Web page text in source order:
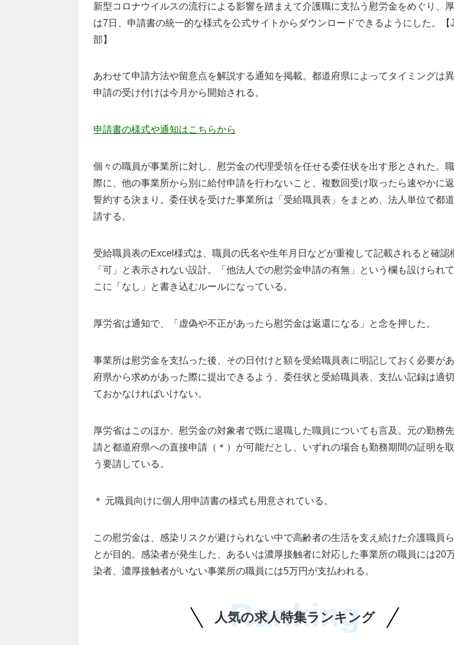
新型コロナウイルスの流行による影響を踏まえて介護職に支払う慰労金をめぐり、
は7日、申請書の統一的な様式を公式サイトからダウンロードできるようにした。【
部】
あわせて申請方法や留意点を解説する通知を掲載。都道府県によってタイミングは異
申請の受け付けは今月から開始される。
申請書の様式や通知はこちらから
個々の職員が事業所に対し、慰労金の代理受領を任せる委任状を出す形とされた。
際に、他の事業所から別に給付申請を行わないこと、複数回受け取ったら速やかに
誓約する決まり。委任状を受けた事業所は「受給職員表」をまとめ、法人単位で都
請する。
受給職員表のExcel様式は、職員の氏名や生年月日などが重複して記載されると確認
「可」と表示されない設計。「他法人での慰労金申請の有無」という欄も設けられ
こに「なし」と書き込むルールになっている。
厚労省は通知で、「虚偽や不正があったら慰労金は返還になる」と念を押した。
事業所は慰労金を支払った後、その日付けと額を受給職員表に明記しておく必要が
府県から求めがあった際に提出できるよう、委任状と受給職員表、支払い記録は適
ておかなければいけない。
厚労省はこのほか、慰労金の対象者で既に退職した職員についても言及。元の勤務
請と都道府県への直接申請（＊）が可能だとし、いずれの場合も勤務期間の証明を
う要請している。
＊ 元職員向けに個人用申請書の様式も用意されている。
この慰労金は、感染リスクが避けられない中で高齢者の生活を支え続けた介護職員
とが目的。感染者が発生した、あるいは濃厚接触者に対応した事業所の職員には20
染者、濃厚接触者がいない事業所の職員には5万円が支払われる。
人気の求人特集ランキング
Ranking